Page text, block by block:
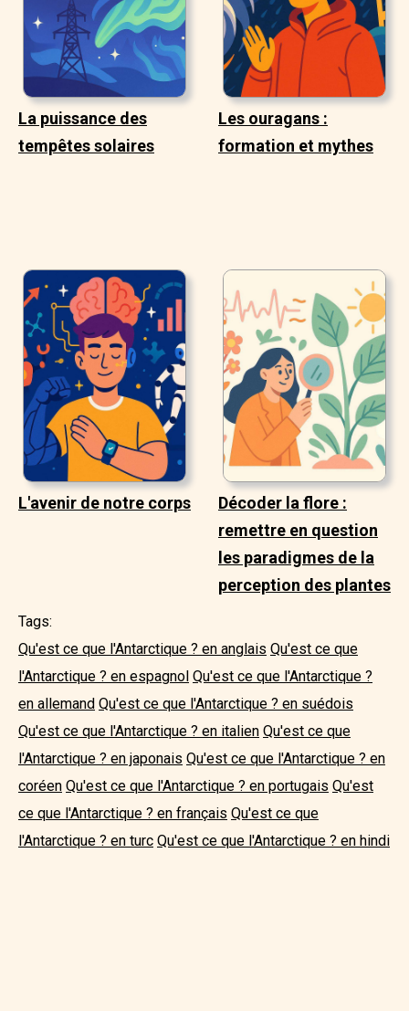
La puissance des
tempêtes solaires
Les ouragans :
formation et mythes
L'avenir de notre corps
Décoder la flore :
remettre en question
les paradigmes de la
perception des plantes
Tags:
Qu'est ce que l'Antarctique ? en anglais Qu'est ce que
l'Antarctique ? en espagnol Qu'est ce que l'Antarctique ?
en allemand Qu'est ce que l'Antarctique ? en suédois
Qu'est ce que l'Antarctique ? en italien Qu'est ce que
l'Antarctique ? en japonais Qu'est ce que l'Antarctique ? en
coréen Qu'est ce que l'Antarctique ? en portugais Qu'est
ce que l'Antarctique ? en français Qu'est ce que
l'Antarctique ? en turc Qu'est ce que l'Antarctique ? en hindi